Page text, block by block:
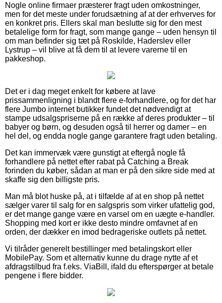
Nogle online firmaer præsterer fragt uden omkostninger,
men for det meste under forudsætning af at der erhverves for
en konkret pris. Ellers skal man beslutte sig for den mest
betalelige form for fragt, som mange gange – uden hensyn til
om man befinder sig tæt på Roskilde, Haderslev eller
Lystrup – vil blive at få dem til at levere varerne til en
pakkeshop.
Det er i dag meget enkelt for købere at lave
prissammenligning i blandt flere e-forhandlere, og for det har
flere Jumbo internet butikker fundet det nødvendigt at
stampe udsalgspriserne på en række af deres produkter – til
babyer og børn, og desuden også til herrer og damer – en
hel del, og endda nogle gange garantere fragt uden betaling.
Det kan immervæk være gunstigt at eftergå nogle få
forhandlere på nettet efter rabat på Catching a Break
forinden du køber, sådan at man er på den sikre side med at
skaffe sig den billigste pris.
Man må blot huske på, at i tilfælde af at en shop på nettet
sælger varer til salg for en salgspris som virker ufattelig god,
er det mange gange være en varsel om en uægte e-handler.
Shopping med kort er ikke desto mindre omfavnet af en
orden, der dækker en imod bedrageriske outlets på nettet.
Vi tilråder generelt bestillinger med betalingskort eller
MobilePay. Som et alternativ kunne du drage nytte af et
afdragstilbud fra f.eks. ViaBill, ifald du efterspørger at betale
pengene i flere bidder.